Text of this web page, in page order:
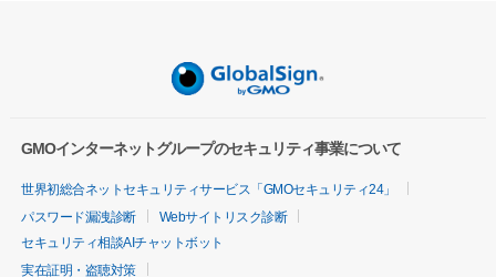
GMOインターネットグループのセキュリティ事業について
世界初総合ネットセキュリティサービス「GMOセキュリティ24」
パスワード漏洩診断
Webサイトリスク診断
セキュリティ相談AIチャットボット
実在証明・盗聴対策